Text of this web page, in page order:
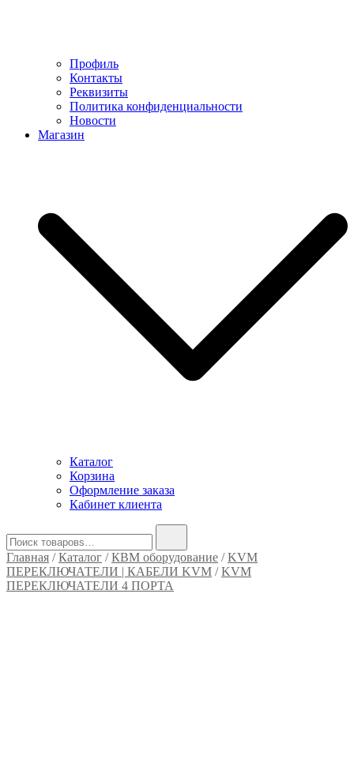
Профиль
Контакты
Реквизиты
Политика конфиденциальности
Новости
Магазин
Каталог
Корзина
Оформление заказа
Кабинет клиента
Главная /Каталог /КВМ оборудование /KVM
ПЕРЕКЛЮЧАТЕЛИ | КАБЕЛИ KVM /KVM
ПЕРЕКЛЮЧАТЕЛИ 4 ПОРТА